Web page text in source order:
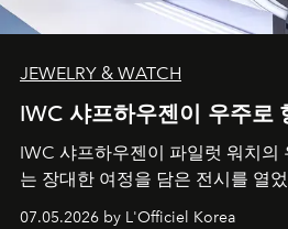
JEWELRY & WATCH
IWC 샤프하우젠이 우주로
IWC 샤프하우젠이 파일럿 워치의
는 장대한 여정을 담은 전시를 열
07.05.2026 by L'Officiel Korea